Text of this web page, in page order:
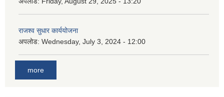
राजश्व सुधार कार्ययोजना
अपलोड: Wednesday, July 3, 2024 - 12:00
more